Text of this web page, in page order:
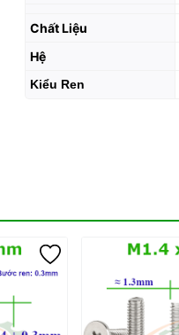
Chất Liệu
Hệ
Kiểu Ren